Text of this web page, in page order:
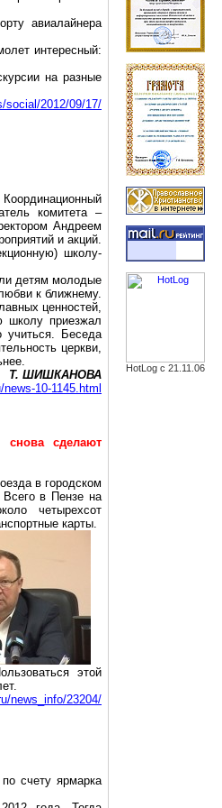
авиалайнера
интересный:
на разные
social/2012/09/17/
комитета –
Андреем
и акций.
школу-
детям молодые
кближнему.
ценностей,
школу приезжал
учиться. Беседа
церкви,
Т. ШИШКАНОВА
10-1145.html
сделают
в городском
в Пензе на
четырехсот
карты.
этой
news_info/23204/
счету ярмарка
HotLog с 21.11.06